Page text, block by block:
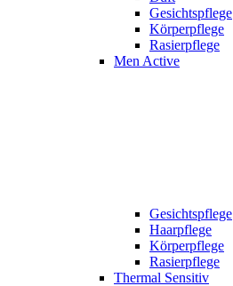
Gesichtspflege
Körperpflege
Rasierpflege
Men Active
Gesichtspflege
Haarpflege
Körperpflege
Rasierpflege
Thermal Sensitiv